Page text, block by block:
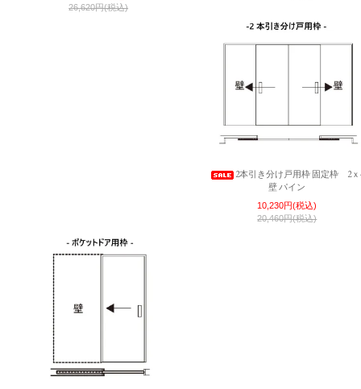
26,620円(税込)
2本引き分け戸用枠 固定枠 2
壁 パイン
10,230円(税込)
20,460円(税込)